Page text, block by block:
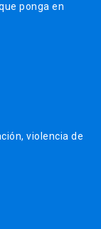
ponga en
violencia de